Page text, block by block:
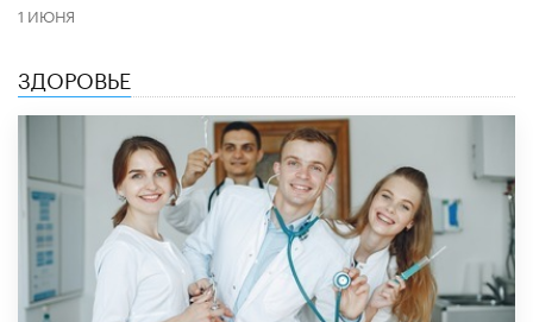
1 ИЮНЯ
ЗДОРОВЬЕ